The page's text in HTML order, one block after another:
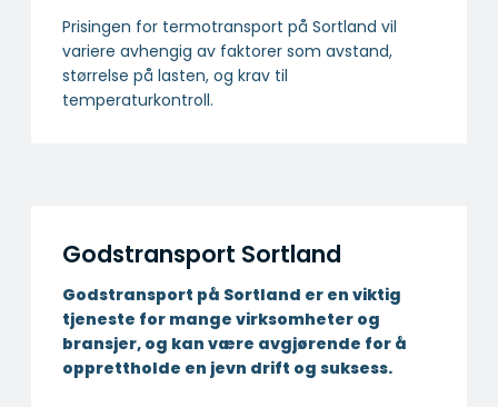
Prisingen for termotransport på Sortland vil
variere avhengig av faktorer som avstand,
størrelse på lasten, og krav til
temperaturkontroll.
Godstransport Sortland
Godstransport på Sortland er en viktig
tjeneste for mange virksomheter og
bransjer, og kan være avgjørende for å
opprettholde en jevn drift og suksess.